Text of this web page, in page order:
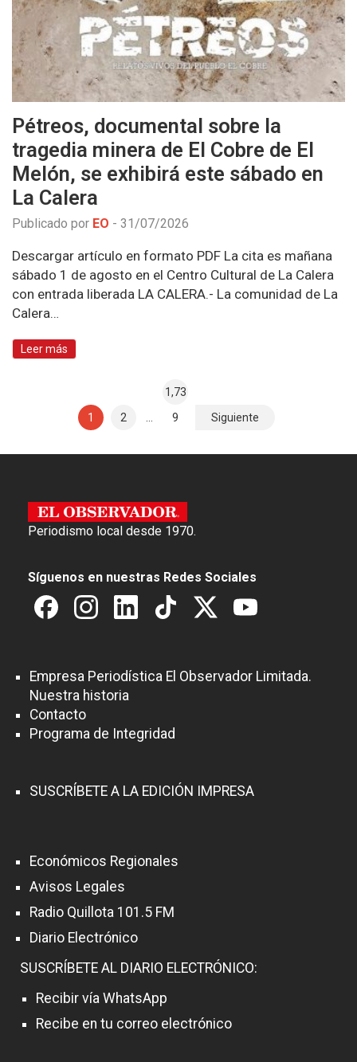
Pétreos, documental sobre la
tragedia minera de El Cobre de El
Melón, se exhibirá este sábado en
La Calera
Publicado por EO - 31/07/2026
Descargar artículo en formato PDF La cita es mañana
sábado 1 de agosto en el Centro Cultural de La Calera
con entrada liberada LA CALERA.- La comunidad de La
Calera…
Leer más
e
n
r
a
s
1 2
1,73
9
Siguiente
Periodismo local desde 1970.
Síguenos en nuestras Redes Sociales
Empresa Periodística El Observador Limitada.
Nuestra historia
Contacto
Programa de Integridad
SUSCRÍBETE A LA EDICIÓN IMPRESA
Económicos Regionales
Avisos Legales
Radio Quillota 101.5 FM
Diario Electrónico
SUSCRÍBETE AL DIARIO ELECTRÓNICO:
Recibir vía WhatsApp
Recibe en tu correo electrónico